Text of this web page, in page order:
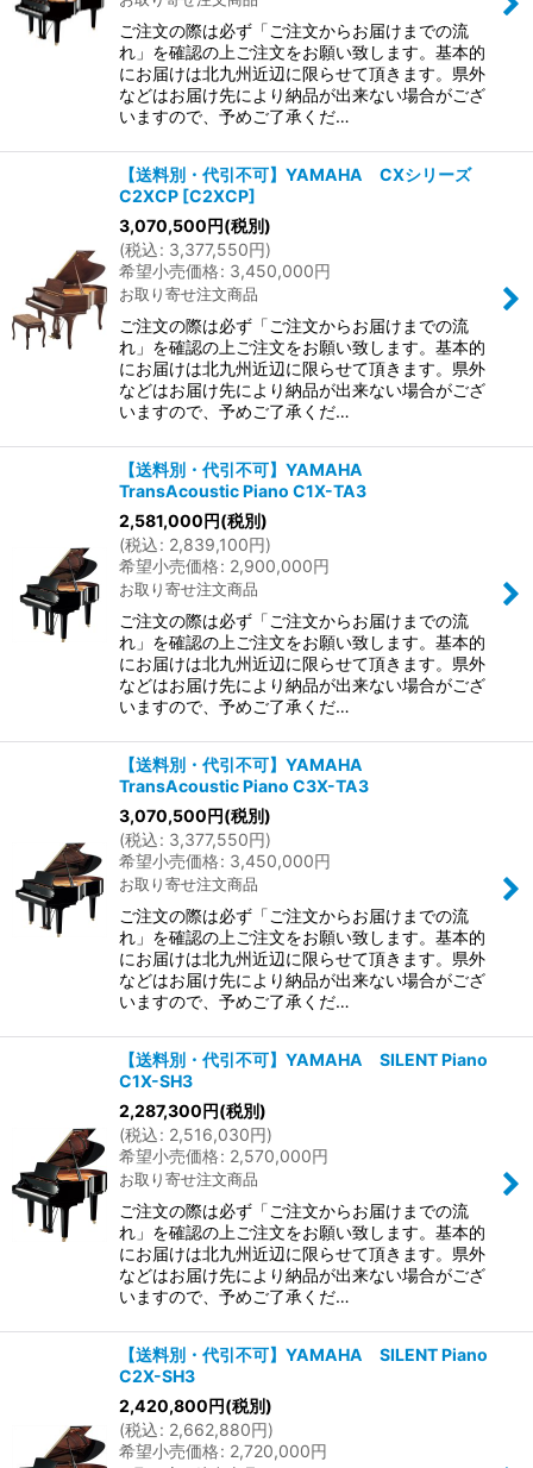
ご注文の際は必ず「ご注文からお届けまでの流
れ」を確認の上ご注文をお願い致します。基本的
にお届けは北九州近辺に限らせて頂きます。県外
などはお届け先により納品が出来ない場合がござ
いますので、予めご了承くだ…
【送料別・代引不可】YAMAHA CXシリーズ
C2XCP [C2XCP]
3,070,500 円(税別)
(税込: 3,377,550円)
希望小売価格: 3,450,000円
お取り寄せ注文商品
ご注文の際は必ず「ご注文からお届けまでの流
れ」を確認の上ご注文をお願い致します。基本的
にお届けは北九州近辺に限らせて頂きます。県外
などはお届け先により納品が出来ない場合がござ
いますので、予めご了承くだ…
【送料別・代引不可】YAMAHA
TransAcoustic Piano C1X-TA3
2,581,000 円(税別)
(税込: 2,839,100円)
希望小売価格: 2,900,000円
お取り寄せ注文商品
ご注文の際は必ず「ご注文からお届けまでの流
れ」を確認の上ご注文をお願い致します。基本的
にお届けは北九州近辺に限らせて頂きます。県外
などはお届け先により納品が出来ない場合がござ
いますので、予めご了承くだ…
【送料別・代引不可】YAMAHA
TransAcoustic Piano C3X-TA3
3,070,500 円(税別)
(税込: 3,377,550円)
希望小売価格: 3,450,000円
お取り寄せ注文商品
ご注文の際は必ず「ご注文からお届けまでの流
れ」を確認の上ご注文をお願い致します。基本的
にお届けは北九州近辺に限らせて頂きます。県外
などはお届け先により納品が出来ない場合がござ
いますので、予めご了承くだ…
【送料別・代引不可】YAMAHA SILENT Piano
C1X-SH3
2,287,300 円(税別)
(税込: 2,516,030円)
希望小売価格: 2,570,000円
お取り寄せ注文商品
ご注文の際は必ず「ご注文からお届けまでの流
れ」を確認の上ご注文をお願い致します。基本的
にお届けは北九州近辺に限らせて頂きます。県外
などはお届け先により納品が出来ない場合がござ
いますので、予めご了承くだ…
【送料別・代引不可】YAMAHA SILENT Piano
C2X-SH3
2,420,800 円(税別)
(税込: 2,662,880円)
希望小売価格: 2,720,000円